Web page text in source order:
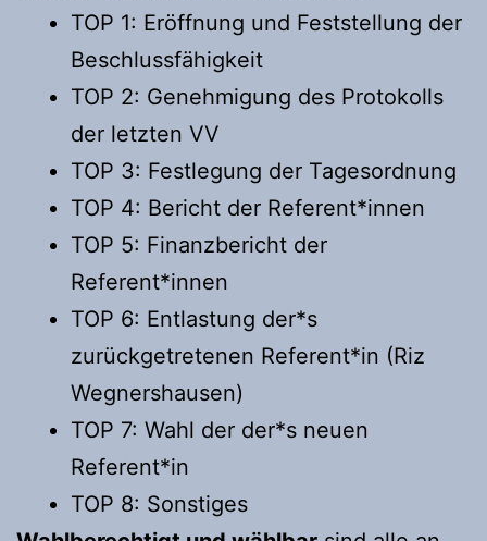
TOP 1: Eröffnung und Feststellung der
Beschlussfähigkeit
TOP 2: Genehmigung des Protokolls
der letzten VV
TOP 3: Festlegung der Tagesordnung
TOP 4: Bericht der Referent*innen
TOP 5: Finanzbericht der
Referent*innen
TOP 6: Entlastung der*s
zurückgetretenen Referent*in (Riz
Wegnershausen)
TOP 7: Wahl der der*s neuen
Referent*in
TOP 8: Sonstiges